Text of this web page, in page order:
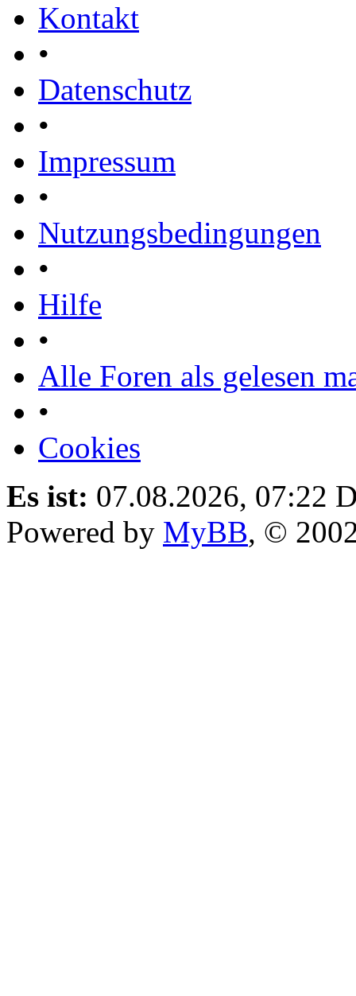
Kontakt
•
Datenschutz
•
Impressum
•
Nutzungsbedingungen
•
Hilfe
•
Alle Foren als gelesen
•
Cookies
Es ist: 07.08.2026, 07:22
Powered by MyBB, ©